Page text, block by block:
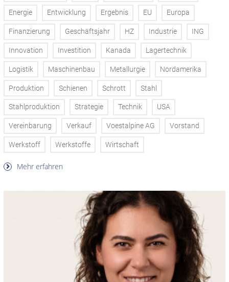
Energie Entwicklung Ergebnis EU Europa
Finanzierung Geschäftsjahr HZ Industrie ING
Innovation Investition Kanada Lagertechnik
Logistik Maschinenbau Metallurgie Nordamerika
Produktion Schienen Schrott Stahl
Stahlproduktion Strategie Technik USA
Vereinbarung Verkauf Voestalpine AG Vorstand
Werkstoff Werkstoffe Wirtschaft
Mehr erfahren